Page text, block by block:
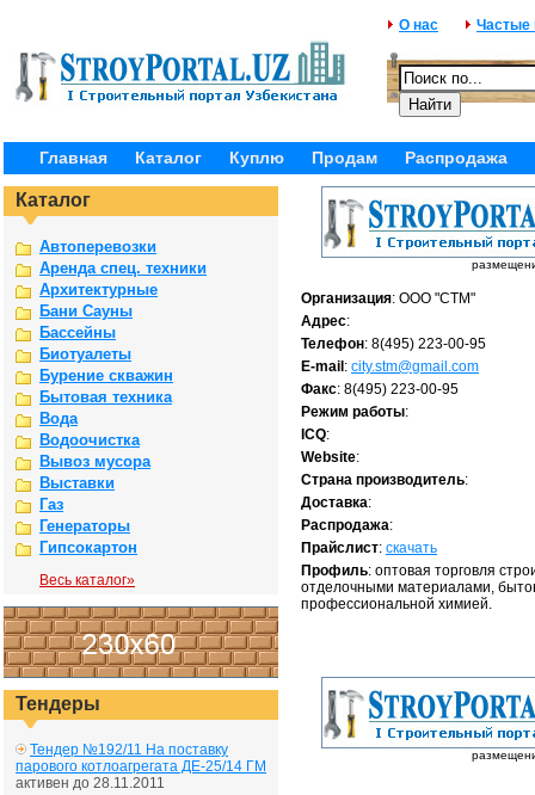
О нас Частые
Главная Каталог Куплю Продам Распродажа
Каталог
Автоперевозки
Аренда спец. техники
Архитектурные
Бани Сауны
Бассейны
Биотуалеты
Бурение скважин
Бытовая техника
Вода
Водоочистка
Вывоз мусора
Выставки
Газ
Генераторы
Гипсокартон
Весь каталог»
Тендеры
Тендер №192/11 На поставку
парового котлоагрегата ДЕ-25/14 ГМ
активен до 28.11.2011
Организация: ООО "СТМ"
Адрес:
Телефон: 8(495) 223-00-95
E-mail : city.stm@gmail.com
Факс: 8(495) 223-00-95
Режим работы:
ICQ:
Website:
Страна производитель:
Доставка:
Распродажа:
Прайслист: скачать
Профиль: оптовая торговля
отделочными материалами,
профессиональной химией.